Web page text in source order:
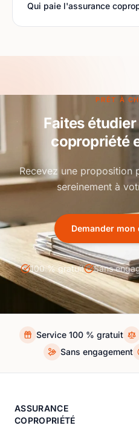
Qui paie l'assurance
PRÊT À
Faites
copropriété
Recevez une proposition
sereinement à
Demander
100 % gratuit Sans
Service 100 % gratuit
Sans engagement
ASSURANCE
COPROPRIÉTÉ